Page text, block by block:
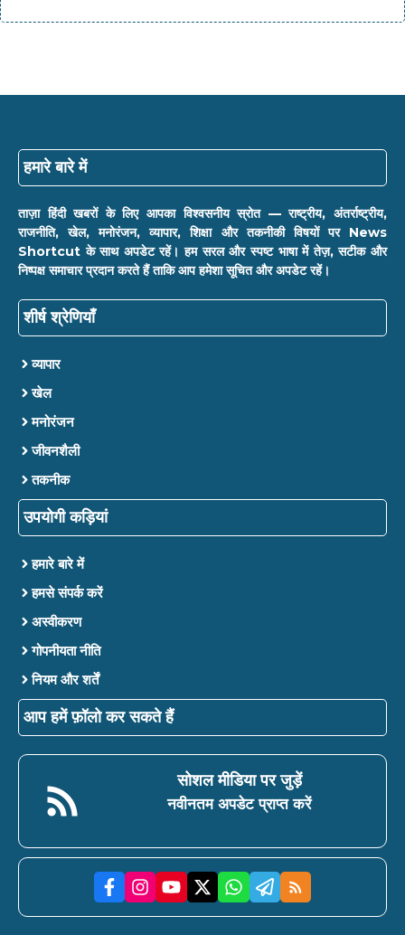
हमारे बारे में
ताज़ा हिंदी खबरों के लिए आपका विश्वसनीय स्रोत — राष्ट्रीय, अंतर्राष्ट्रीय,
राजनीति, खेल, मनोरंजन, व्यापार, शिक्षा और तकनीकी विषयों पर News
Shortcut के साथ अपडेट रहें। हम सरल और स्पष्ट भाषा में तेज़, सटीक और
निष्पक्ष समाचार प्रदान करते हैं ताकि आप हमेशा सूचित और अपडेट रहें।
शीर्ष श्रेणियाँ
व्यापार
खेल
मनोरंजन
जीवनशैली
तकनीक
उपयोगी कड़ियां
हमारे बारे में
हमसे संपर्क करें
अस्वीकरण
गोपनीयता नीति
नियम और शर्तें
आप हमें फ़ॉलो कर सकते हैं
सोशल मीडिया पर जुड़ें
नवीनतम अपडेट प्राप्त करें